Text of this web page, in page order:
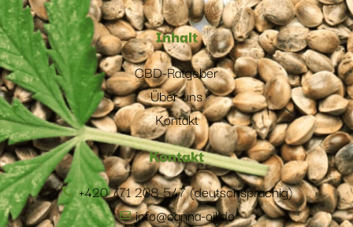
Inhalt
CBD-Ratgeber
Über uns
Kontakt
Kontakt
+420 771 208 547 (deutschsprachig)
info@canna-oil.de